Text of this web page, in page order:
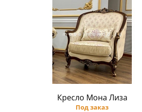
Кресло Мона Лиза
Под заказ